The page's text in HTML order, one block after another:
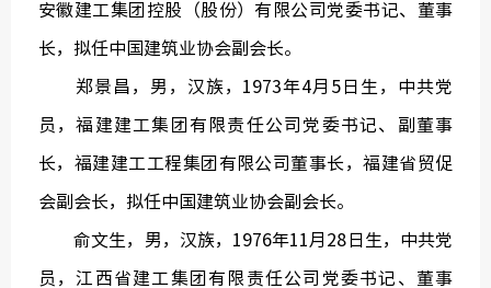
安徽建工集团控股（股份）有限公司党委书记、董事
长，拟任中国建筑业协会副会长。
郑景昌，男，汉族，1973年4月5日生，中共党
员，福建建工集团有限责任公司党委书记、副董事
长，福建建工工程集团有限公司董事长，福建省贸促
会副会长，拟任中国建筑业协会副会长。
俞文生，男，汉族，1976年11月28日生，中共党
员，江西省建工集团有限责任公司党委书记、董事